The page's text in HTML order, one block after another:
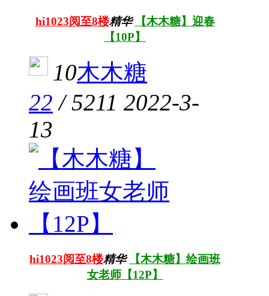
hi1023阅至8楼精华
【木木糖】迎春
【10P】
10木木糖
22 /5211 2022-3-
13
hi1023阅至8楼精华
【木木糖】绘画班
女老师【12P】